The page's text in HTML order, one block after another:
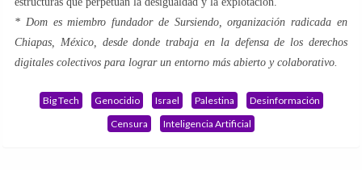
* Dom es miembro fundador de Sursiendo, organización radicada en
Chiapas, México, desde donde trabaja en la defensa de los derechos
digitales colectivos para lograr un entorno más abierto y colaborativo.
Big Tech Genocidio Israel Palestina
Desinformación
Censura
Inteligencia Artificial